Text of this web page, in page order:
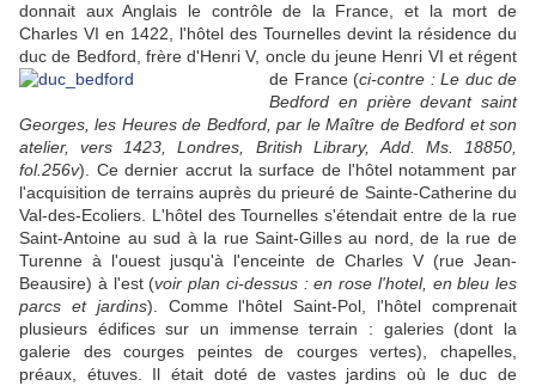
donnait aux Anglais le contrôle de la France, et la mort de
Charles VI en 1422, l'hôtel des Tournelles devint la résidence du
duc de Bedford, frère d'Henri V, oncle du jeune Henri VI et régent
de France (ci-contre : Le duc de
Bedford en prière devant saint
Georges, les Heures de Bedford, par le Maître de Bedford et son
atelier, vers 1423, Londres, British Library,
Add. Ms. 18850,
fol.256v). Ce dernier accrut la surface de l'hôtel notamment par
l'acquisition de terrains auprès du prieuré de Sainte-Catherine du
Val-des-Ecoliers. L'hôtel des Tournelles s'étendait entre de la rue
Saint-Antoine au sud à la rue Saint-Gilles au nord, de la rue de
Turenne à l'ouest jusqu'à l'enceinte de Charles V (rue Jean-
Beausire) à l'est (voir plan ci-dessus : en rose l'hotel, en bleu les
parcs et jardins). Comme l'hôtel Saint-Pol, l'hôtel comprenait
plusieurs édifices sur un immense terrain : galeries (dont la
galerie des courges peintes de courges vertes), chapelles,
préaux, étuves. Il était doté de vastes jardins où le duc de